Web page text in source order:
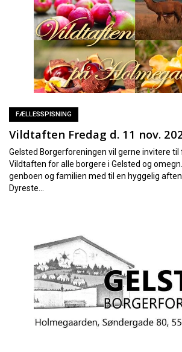
FÆLLESSPISNING
Vildtaften Fredag d. 11 nov.
Gelsted Borgerforeningen vil gerne invitere
Vildtaften for alle borgere i Gelsted og
genboen og familien med til en hyggelig
Dyreste...